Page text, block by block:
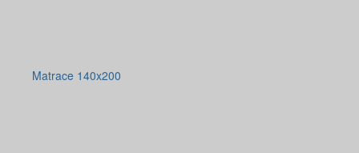
Matrace 140x200